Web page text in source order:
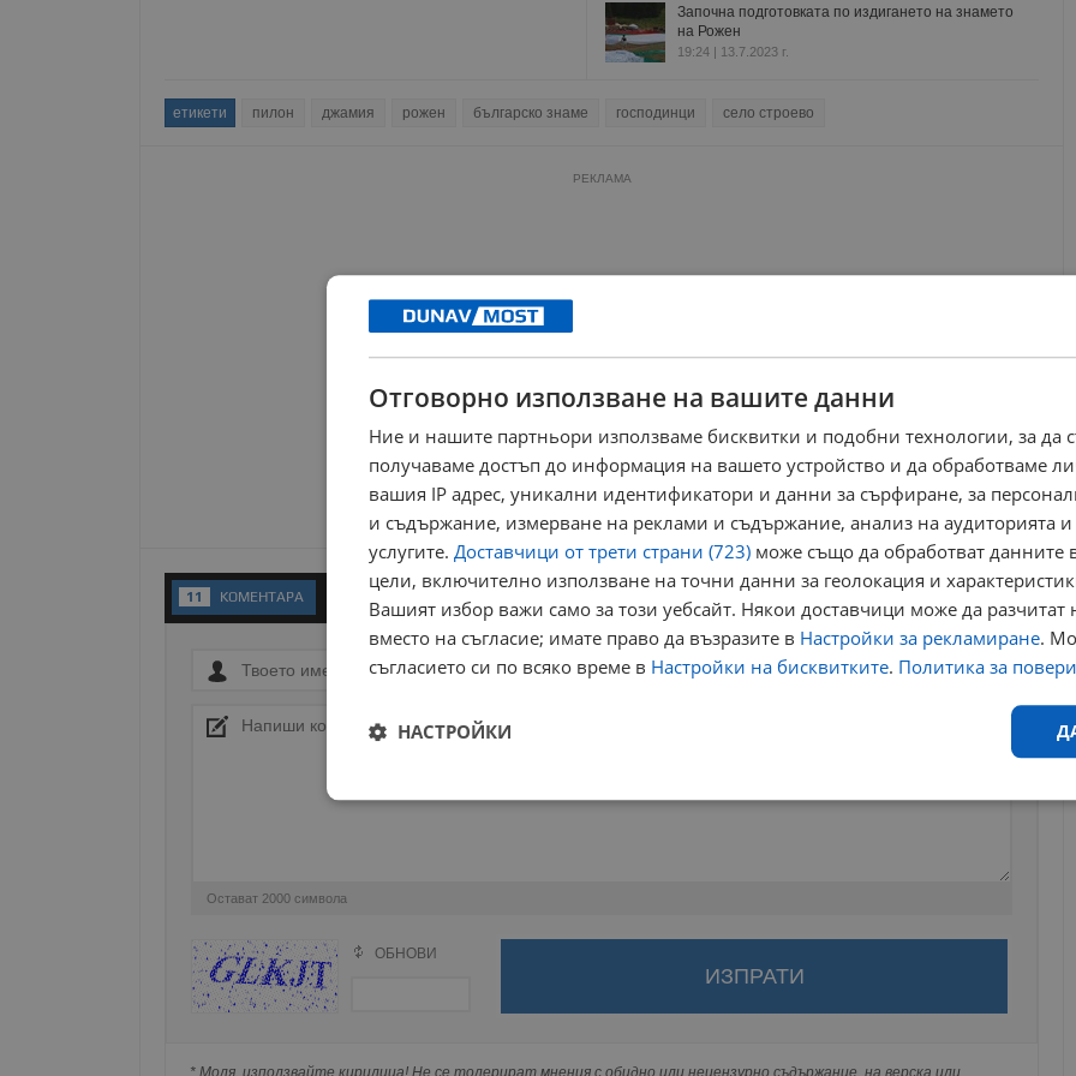
Започна подготовката по издигането на знамето
на Рожен
19:24 | 13.7.2023 г.
етикети пилон джамия рожен българско знаме господинци село строево
РЕКЛАМА
11 KОМЕНТАРA
Остават 2000 символа
Поради зачестилите злоупотреби в сайта, за да оставите анонимен коментар или да гласувате
изискваме да се идентифицирате с Google акаунт.
ОБНОВИ
* Моля, използвайте кирилица! Не се толерират мнения с обидно или нецензурно съдържание, на верска или
Отговорно използване на вашите данни
Ние и нашите партньори използваме бисквитки и подобни технологии, за да
получаваме достъп до информация на вашето устройство и да обработваме
вашия IP адрес, уникални идентификатори и данни за сърфиране, за
и съдържание, измерване на реклами и съдържание, анализ на аудиторията
услугите. Доставчици от трети страни (723) може също да обработват данните
цели, включително използване на точни данни за геолокация и
Вашият избор важи само за този уебсайт. Някои доставчици може да разчитат
вместо на съгласие; имате право да възразите в Настройки за рекламиране.
съгласието си по всяко време в Настройки на бисквитките. Политика за
НАСТРОЙКИ
Строго
Ефективност Таргетиране Функционалност